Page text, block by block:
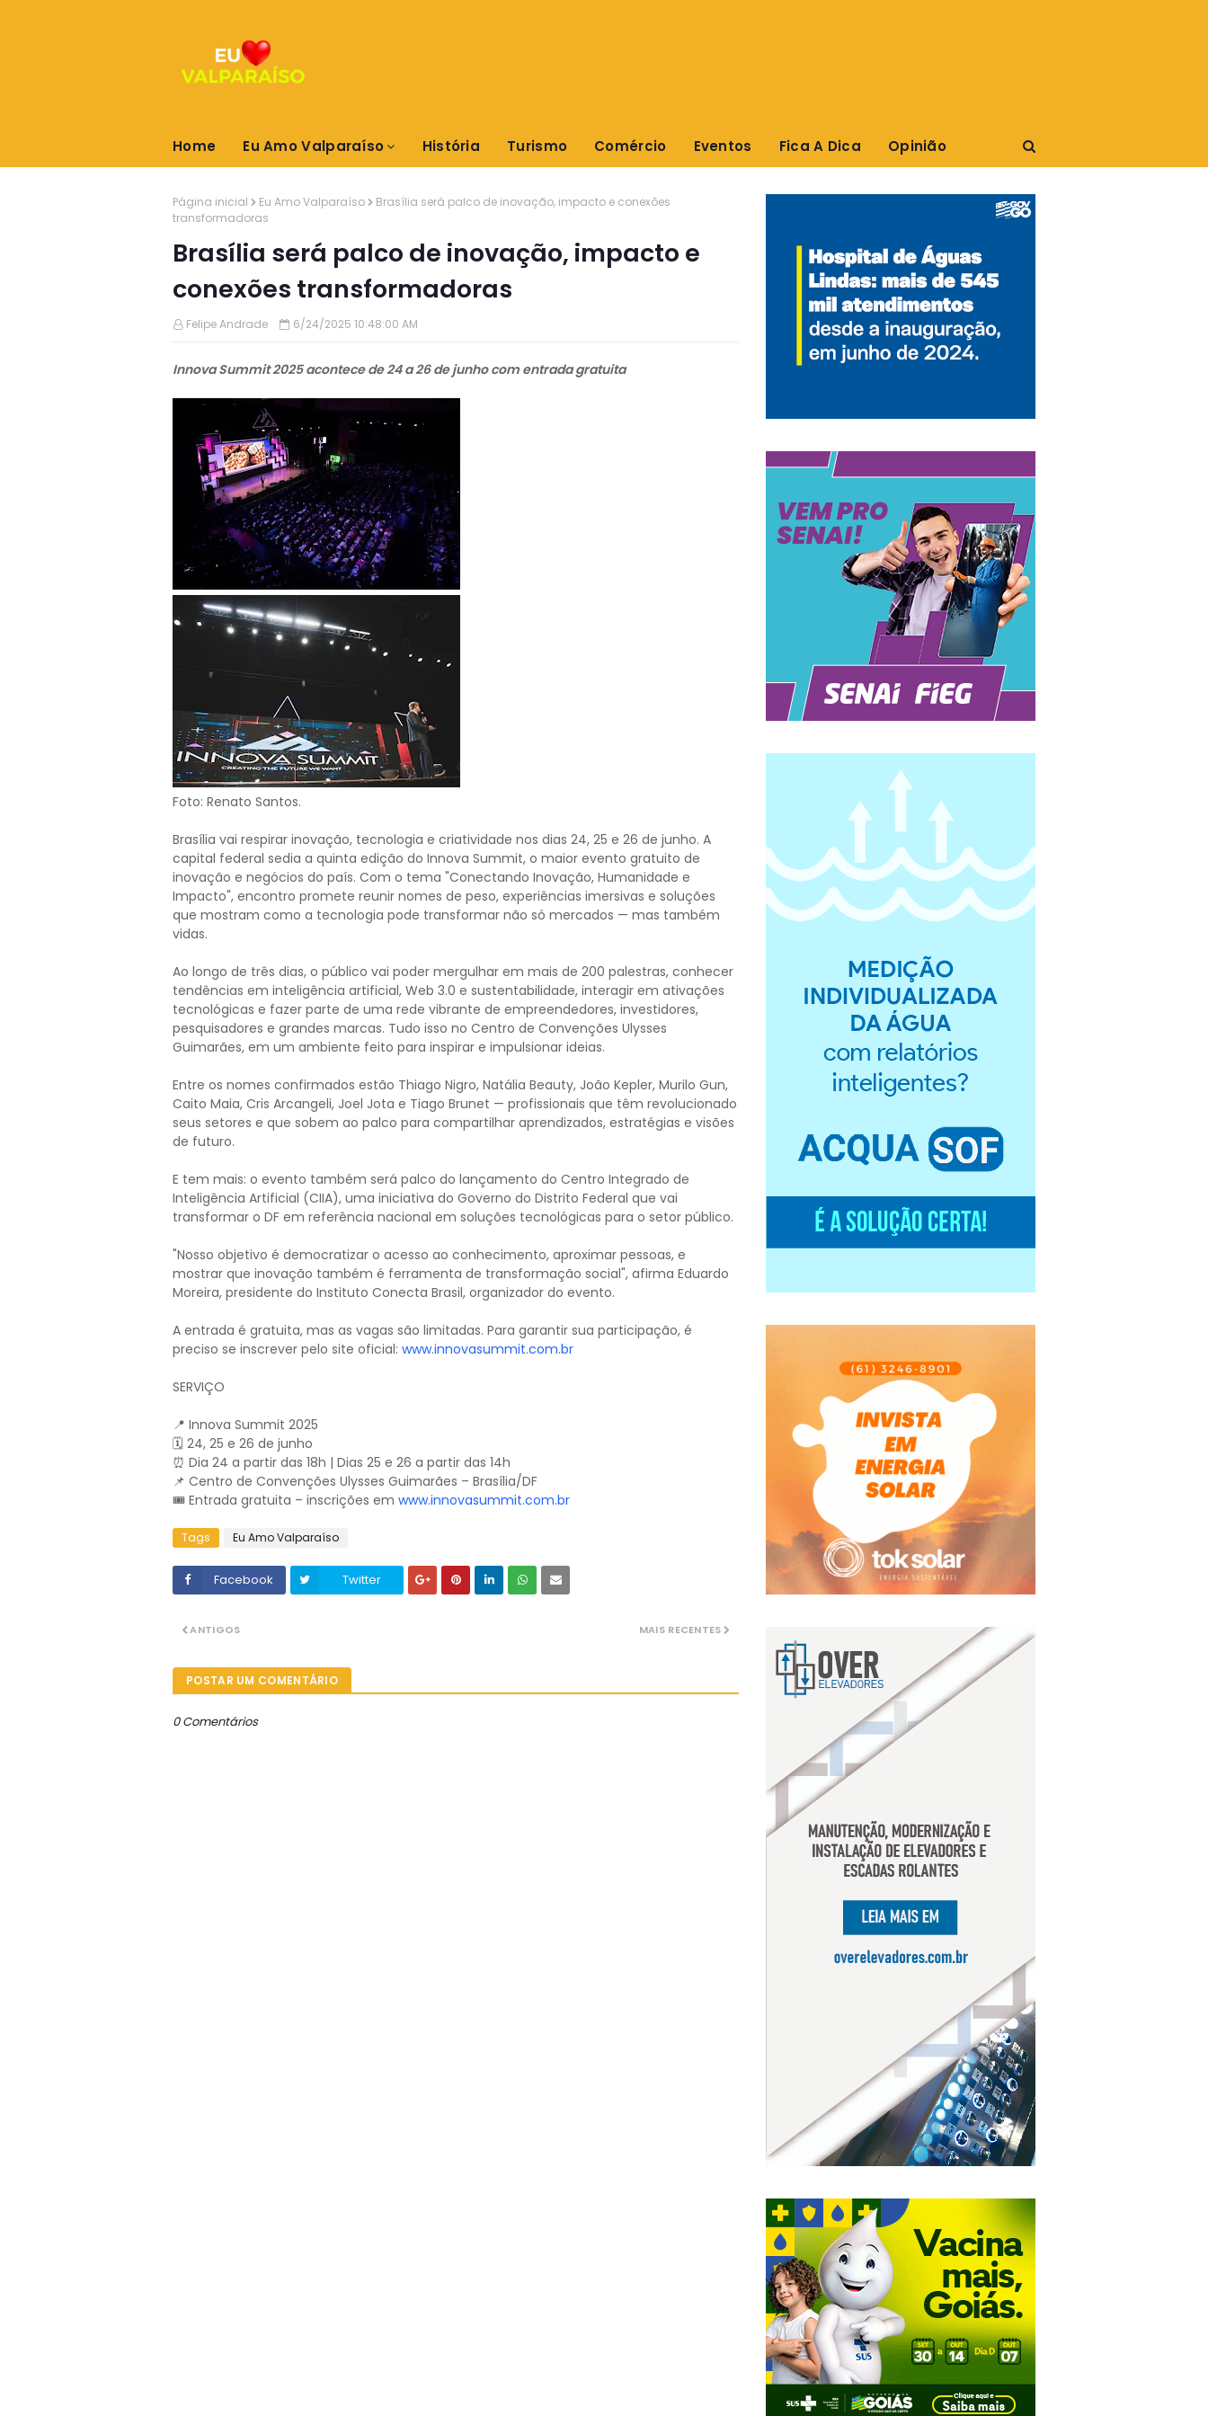
Home Eu Amo Valparaíso História Turismo Comércio Eventos Fica A Dica Opinião
Página inicial Eu Amo Valparaíso
Brasília será palco de inovação, impacto e conexões
transformadoras
Brasília será palco de inovação, impacto e
conexões transformadoras
Felipe Andrade 6/24/2025 10:48:00 AM
Innova Summit 2025 acontece de 24 a 26 de junho com entrada gratuita
Foto: Renato Santos.
Brasília vai respirar inovação, tecnologia e criatividade nos dias 24, 25 e 26 de junho. A
capital federal sedia a quinta edição do Innova Summit, o maior evento gratuito de
inovação e negócios do país. Com o tema "Conectando Inovação, Humanidade e
Impacto", encontro promete reunir nomes de peso, experiências imersivas e soluções
que mostram como a tecnologia pode transformar não só mercados — mas também
vidas.
Ao longo de três dias, o público vai poder mergulhar em mais de 200 palestras, conhecer
tendências em inteligência artificial, Web 3.0 e sustentabilidade, interagir em ativações
tecnológicas e fazer parte de uma rede vibrante de empreendedores, investidores,
pesquisadores e grandes marcas. Tudo isso no Centro de Convenções Ulysses
Guimarães, em um ambiente feito para inspirar e impulsionar ideias.
Entre os nomes confirmados estão Thiago Nigro, Natália Beauty, João Kepler, Murilo Gun,
Caito Maia, Cris Arcangeli, Joel Jota e Tiago Brunet — profissionais que têm revolucionado
seus setores e que sobem ao palco para compartilhar aprendizados, estratégias e visões
de futuro.
E tem mais: o evento também será palco do lançamento do Centro Integrado de
Inteligência Artificial (CIIA), uma iniciativa do Governo do Distrito Federal que vai
transformar o DF em referência nacional em soluções tecnológicas para o setor público.
"Nosso objetivo é democratizar o acesso ao conhecimento, aproximar pessoas, e
mostrar que inovação também é ferramenta de transformação social", afirma Eduardo
Moreira, presidente do Instituto Conecta Brasil, organizador do evento.
A entrada é gratuita, mas as vagas são limitadas. Para garantir sua participação, é
preciso se inscrever pelo site oficial: www.innovasummit.com.br
SERVIÇO
📍 Innova Summit 2025
🗓️ 24, 25 e 26 de junho
⏰ Dia 24 a partir das 18h | Dias 25 e 26 a partir das 14h
📌 Centro de Convenções Ulysses Guimarães – Brasília/DF
🎟️ Entrada gratuita – inscrições em www.innovasummit.com.br
Tags Eu Amo Valparaíso
Facebook Twitter
MAIS RECENTES
ANTIGOS
POSTAR UM COMENTÁRIO
0 Comentários